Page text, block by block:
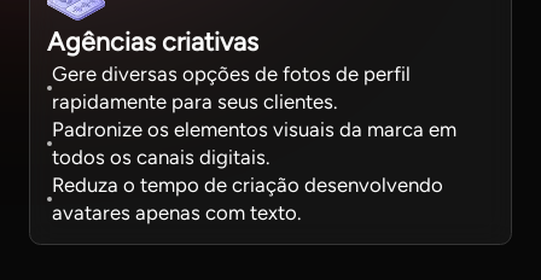
Agências criativas
Gere diversas opções de fotos de perfil
rapidamente para seus clientes.
Padronize os elementos visuais da marca em
todos os canais digitais.
Reduza o tempo de criação desenvolvendo
avatares apenas com texto.